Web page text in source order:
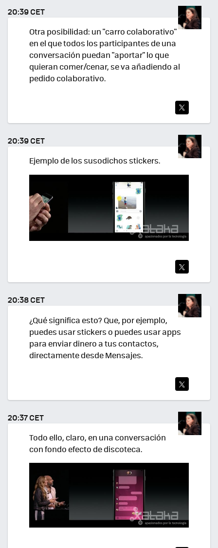
TEA
R
20:39 CET
Otra posibilidad: un "carro colaborativo"
en el que todos los participantes de una
conversación puedan "aportar" lo que
quieran comer/cenar, se va añadiendo al
pedido colaborativo.
TWI
TEA
R
20:39 CET
Ejemplo de los susodichos stickers.
TWI
TEA
R
20:38 CET
¿Qué significa esto? Que, por ejemplo,
puedes usar stickers o puedes usar apps
para enviar dinero a tus contactos,
directamente desde Mensajes.
TEA
R
20:37 CET
Todo ello, claro, en una conversación
con fondo efecto de discoteca.